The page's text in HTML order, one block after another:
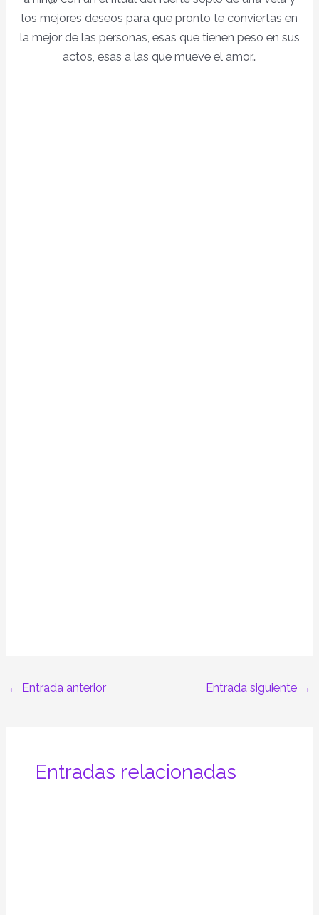
los mejores deseos para que pronto te conviertas en
la mejor de las personas, esas que tienen peso en sus
actos, esas a las que mueve el amor…
← Entrada anterior Entrada siguiente →
Entradas relacionadas